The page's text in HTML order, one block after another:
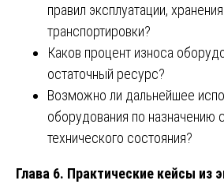
правил эксплуатации,
транспортировки?
Каков процент износа
остаточный ресурс?
Возможно ли дальнейшее
оборудования по назначению
технического состояния?
Глава 6. Практические кейсы из